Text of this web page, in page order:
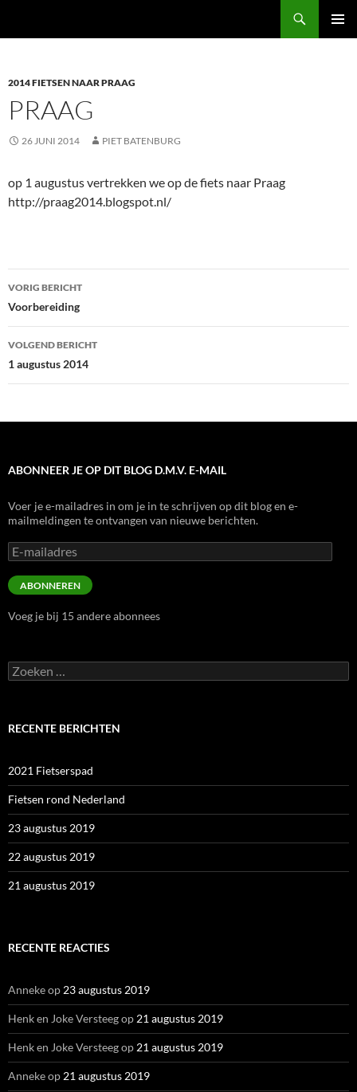
2014 FIETSEN NAAR PRAAG
PRAAG
26 JUNI 2014 PIET BATENBURG
op 1 augustus vertrekken we op de fiets naar Praag
http://praag2014.blogspot.nl/
Bericht
navigatie
VORIG BERICHT
Voorbereiding
VOLGEND BERICHT
1 augustus 2014
ABONNEER JE OP DIT BLOG D.M.V. E-MAIL
Voer je e-mailadres in om je in te schrijven op dit blog en e-
mailmeldingen te ontvangen van nieuwe berichten.
E-
mailadres
ABONNEREN
Voeg je bij 15 andere abonnees
Zoeken
naar:
RECENTE BERICHTEN
2021 Fietserspad
Fietsen rond Nederland
23 augustus 2019
22 augustus 2019
21 augustus 2019
RECENTE REACTIES
Annekeop 23 augustus 2019
Henk en Joke Versteegop 21 augustus 2019
Henk en Joke Versteegop 21 augustus 2019
Annekeop 21 augustus 2019